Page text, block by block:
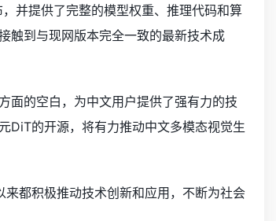
并提供了完整的模型权重、推理代码和算
触到与现网版本完全一致的最新技术成
面的空白，为中文用户提供了强有力的技
DiT的开源，将有力推动中文多模态视觉生
都积极推动技术创新和应用，不断为社会